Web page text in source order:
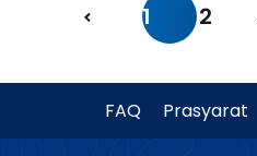
1 2
FAQ Prasyarat